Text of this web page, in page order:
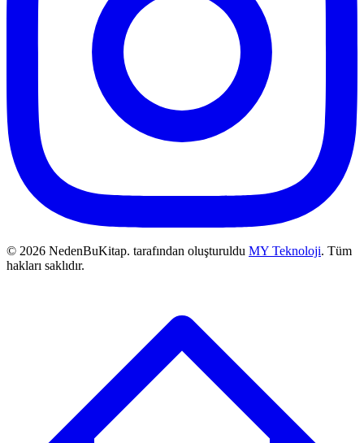
© 2026 NedenBuKitap. tarafından oluşturuldu MY Teknoloji. Tüm
hakları saklıdır.